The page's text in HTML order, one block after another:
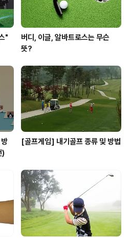
"
버디, 이글, 알바트로스는 무슨
뜻?
)
[골프게임] 내기골프 종류 및 방법